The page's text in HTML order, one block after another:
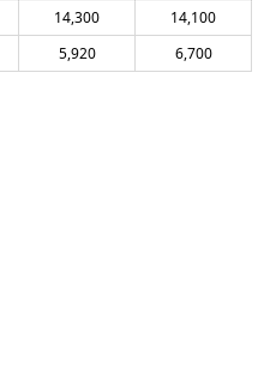
14,300
14,100
5,920 6,700